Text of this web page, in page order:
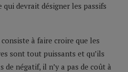
qui devrait désigner les passifs
à faire croire que les
sont tout puissants et qu’ils
de négatif, il n’y a pas de coût à